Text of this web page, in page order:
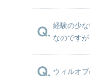
経験の少
なのですが
ウィルオ